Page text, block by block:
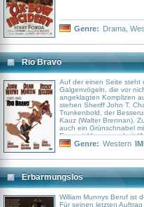
Genre: Drama
Rio Bravo
Auf der einen Seite steht
Galgenvögeln, die vor
angeklagten Komplizen
stehen Sheriff John T.
Trunkenbold, der
Kauz (Walter Brennan).
auch ein Grünschnabel
Frau mit Vergangenheit
Genre: Western
Erbarmungslos
William Munnys Beruf ist
Für seinen letzten